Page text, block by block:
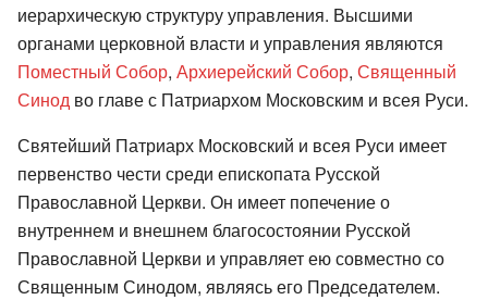
иерархическую структуру управления. Высшими
органами церковной власти и управления являются
Поместный Собор, Архиерейский Собор, Священный
Синод во главе с Патриархом Московским и всея Руси.
Святейший Патриарх Московский и всея Руси имеет
первенство чести среди епископата Русской
Православной Церкви. Он имеет попечение о
внутреннем и внешнем благосостоянии Русской
Православной Церкви и управляет ею совместно со
Священным Синодом, являясь его Председателем.